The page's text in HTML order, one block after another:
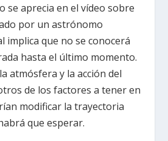
se aprecia en el vídeo sobre
por un astrónomo
implica que no se conocerá
hasta el último momento.
atmósfera y la acción del
de los factores a tener en
modificar la trayectoria
que esperar.